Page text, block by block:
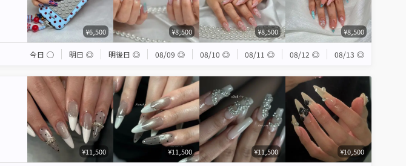
¥6,500 ¥8,500 ¥8,500 ¥8,500
今日 ◯ 明日 ◎ 明後日 ◎ 08/09 ◎ 08/10 ◎ 08/11 ◎ 08/12 ◎ 08/13 ◎
¥11,500 ¥11,500 ¥11,500 ¥10,500